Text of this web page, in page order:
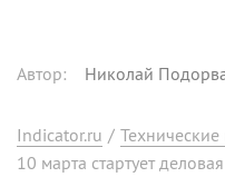
Автор: Николай
Indicator.ru / Технические
10 марта стартует